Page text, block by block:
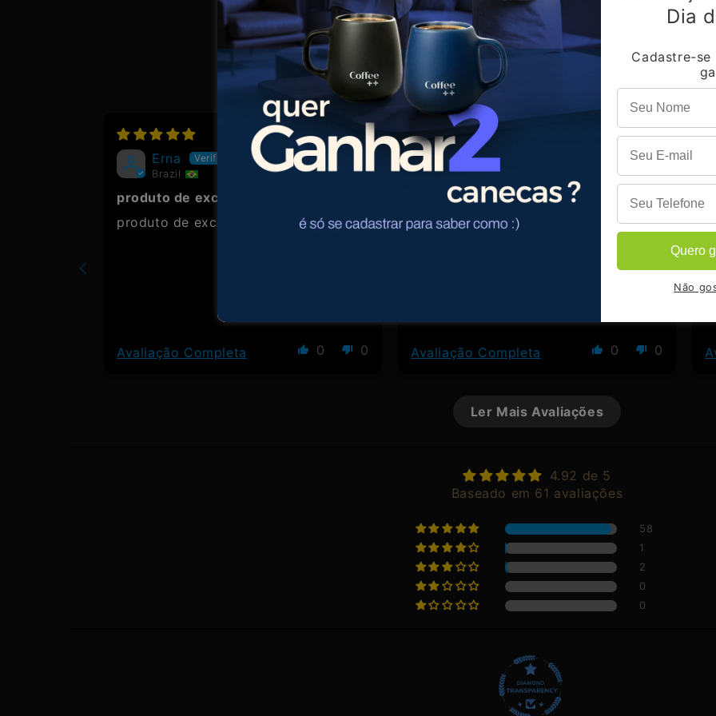
Avaliações de Clientes
09/03/2026
Erna
Brazil
produto de excelente
produto de excelente qualidade
0 0
Avaliação Completa
14/10/2025
Paulinho
Brazil
Vale muito parabéns....coffee ÷÷
Faz alguns meses! Que nós aquí en
casa....degusta esses maravilhosos
muito apena...meus parabéns. Coffee
0 0
Avaliação Completa
Ler Mais Avaliações
4.92 de 5
Baseado em 61 avaliações
58
1
2
0
0
Dia
Cadastre-se
Quero
Não